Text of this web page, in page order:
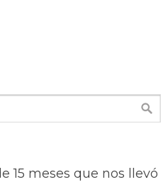
15 meses que nos llevó